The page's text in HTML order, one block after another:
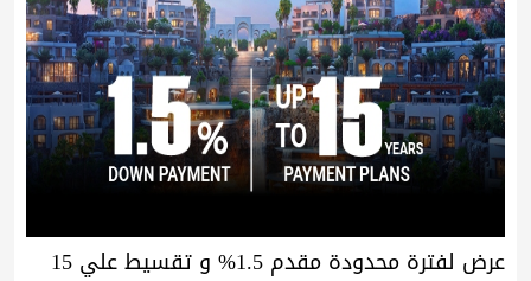
عرض لفترة محدودة مقدم 1.5% و تقسيط علي 15